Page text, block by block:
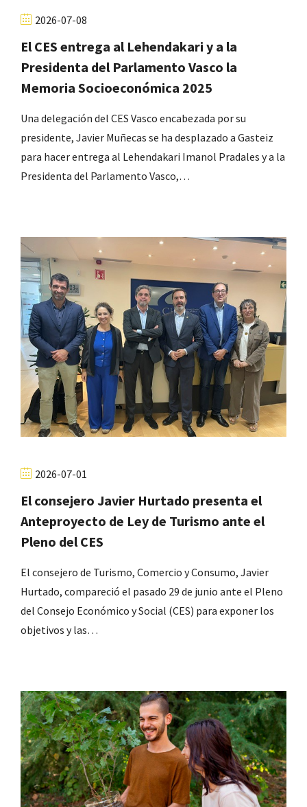
2026-07-08
El CES entrega al Lehendakari y a la
Presidenta del Parlamento Vasco la
Memoria Socioeconómica 2025
Una delegación del CES Vasco encabezada por su
presidente, Javier Muñecas se ha desplazado a Gasteiz
para hacer entrega al Lehendakari Imanol Pradales y a la
Presidenta del Parlamento Vasco,…
2026-07-01
El consejero Javier Hurtado presenta el
Anteproyecto de Ley de Turismo ante el
Pleno del CES
El consejero de Turismo, Comercio y Consumo, Javier
Hurtado, compareció el pasado 29 de junio ante el Pleno
del Consejo Económico y Social (CES) para exponer los
objetivos y las…